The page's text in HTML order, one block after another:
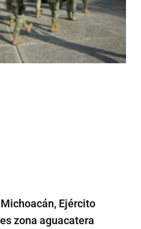
Ejército
zona aguacatera